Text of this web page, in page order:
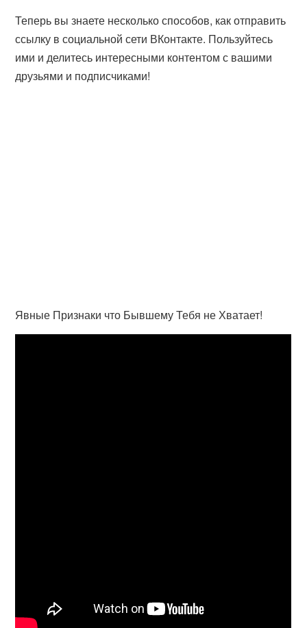
Теперь вы знаете несколько способов, как отправить
ссылку в социальной сети ВКонтакте. Пользуйтесь
ими и делитесь интересными контентом с вашими
друзьями и подписчиками!
Явные Признаки что Бывшему Тебя не Хватает!